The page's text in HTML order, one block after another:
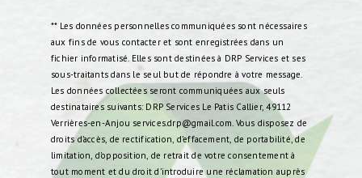
** Les données personnelles communiquées sont nécessaires
aux fins de vous contacter et sont enregistrées dans un
fichier informatisé. Elles sont destinées à DRP Services et ses
sous-traitants dans le seul but de répondre à votre message.
Les données collectées seront communiquées aux seuls
destinataires suivants: DRP Services Le Patis Callier, 49112
Verrières-en-Anjou services.drp@gmail.com. Vous disposez de
droits d’accès, de rectification, d’effacement, de portabilité, de
limitation, d’opposition, de retrait de votre consentement à
tout moment et du droit d’introduire une réclamation auprès